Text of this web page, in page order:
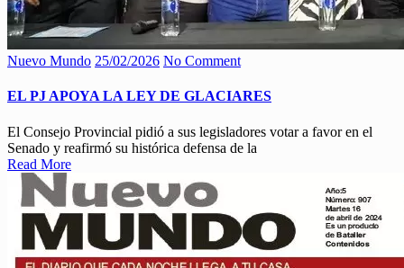
Nuevo Mundo 25/02/2026 No Comment
EL PJ APOYA LA LEY DE GLACIARES
El Consejo Provincial pidió a sus legisladores votar a favor en el
Senado y reafirmó su histórica defensa de la
Read More